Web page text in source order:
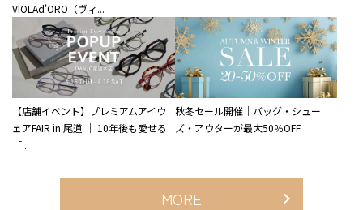
VIOLAd'ORO（ヴィ...
【店舗イベント】プレミアムアイウ
ェアFAIR in 尾道 ｜ 10年後も愛せる
「...
秋冬セール開催｜バッグ・シュー
ズ・アウターが最大50％OFF
MORE